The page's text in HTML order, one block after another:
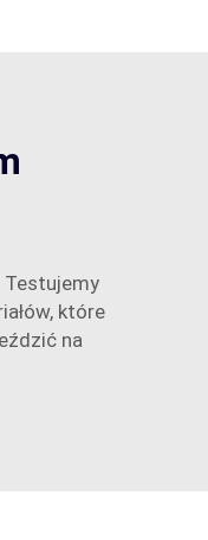
Testujemy
które
na